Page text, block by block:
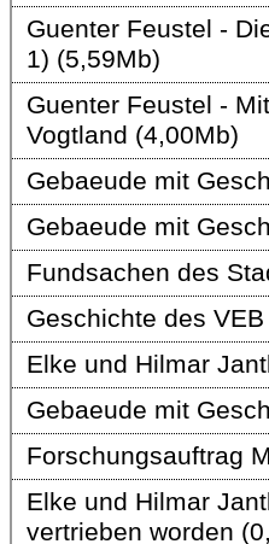
Guenter Feustel -
1) (5,59Mb)
Guenter Feustel -
Vogtland (4,00Mb)
Gebaeude mit
Gebaeude mit
Fundsachen des
Geschichte des
Elke und Hilmar
Gebaeude mit
Forschungsauftrag
Elke und Hilmar
vertrieben worden